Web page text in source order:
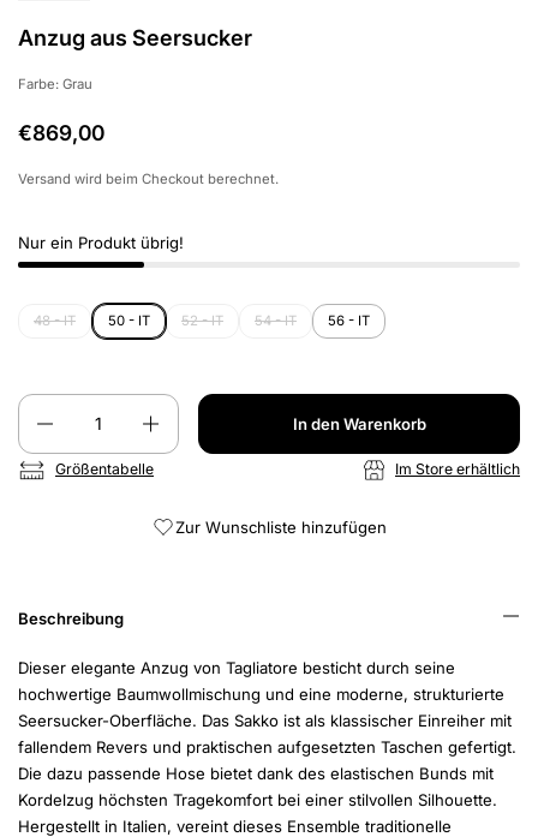
Anzug aus Seersucker
Farbe: Grau
€869,00
Versand wird beim Checkout berechnet.
Nur ein Produkt übrig!
48 - IT 50 - IT 52 - IT 54 - IT 56 - IT
Anzahl
In den Warenkorb
Größentabelle Im Store erhältlich
Zur Wunschliste hinzufügen
Beschreibung
Dieser elegante Anzug von Tagliatore besticht durch seine
hochwertige Baumwollmischung und eine moderne, strukturierte
Seersucker-Oberfläche. Das Sakko ist als klassischer Einreiher mit
fallendem Revers und praktischen aufgesetzten Taschen gefertigt.
Die dazu passende Hose bietet dank des elastischen Bunds mit
Kordelzug höchsten Tragekomfort bei einer stilvollen Silhouette.
Hergestellt in Italien, vereint dieses Ensemble traditionelle